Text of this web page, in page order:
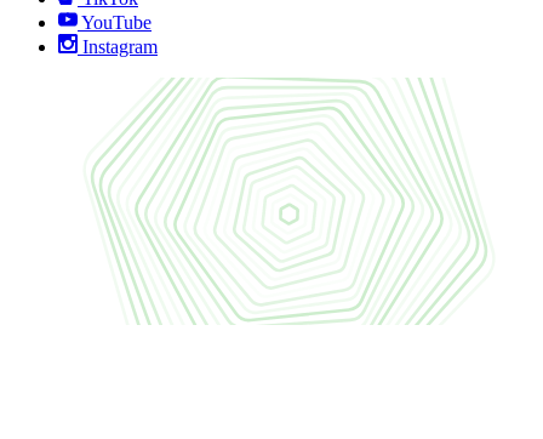
YouTube
Instagram